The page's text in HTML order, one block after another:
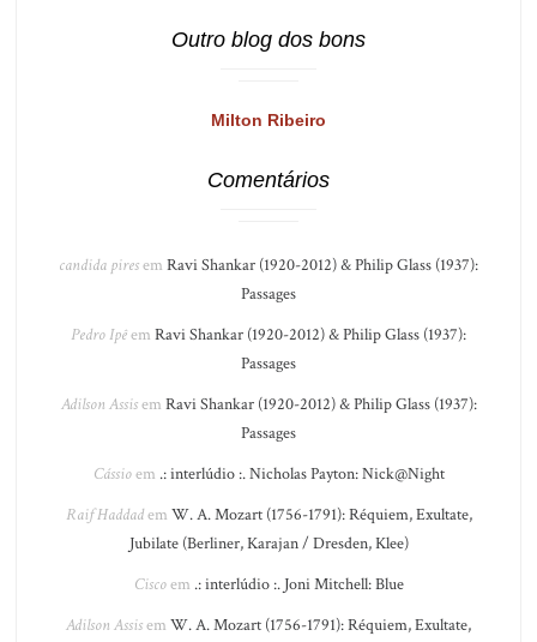
Outro blog dos bons
Milton Ribeiro
Comentários
candida piresem Ravi Shankar (1920-2012) & Philip Glass (1937):
Passages
Pedro Ipêem Ravi Shankar (1920-2012) & Philip Glass (1937):
Passages
Adilson Assisem Ravi Shankar (1920-2012) & Philip Glass (1937):
Passages
Cássioem .: interlúdio :. Nicholas Payton: Nick@Night
Raif Haddadem W. A. Mozart (1756-1791): Réquiem, Exultate,
Jubilate (Berliner, Karajan / Dresden, Klee)
Ciscoem .: interlúdio :. Joni Mitchell: Blue
Adilson Assisem W. A. Mozart (1756-1791): Réquiem, Exultate,